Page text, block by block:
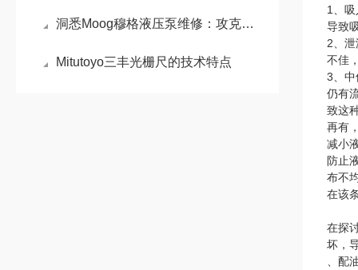
洞悉Moog穆格液压泵维修：攻克电液伺服控制的核心难题
Mitutoyo三丰光栅尺的技术特点
1、
导致
2、
不佳
3、
仍有
致这
再有
减小
防止
布不
在该
在探
坏，
、配